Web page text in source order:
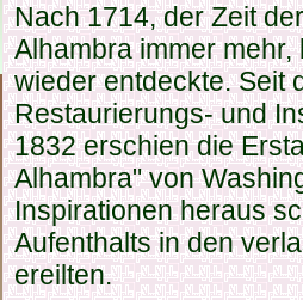
Nach 1714, der Zeit
Alhambra immer
wieder entdeckte. Seit
Restaurierungs- und
1832 erschien die
Alhambra" von
Inspirationen heraus
Aufenthalts in den
ereilten.